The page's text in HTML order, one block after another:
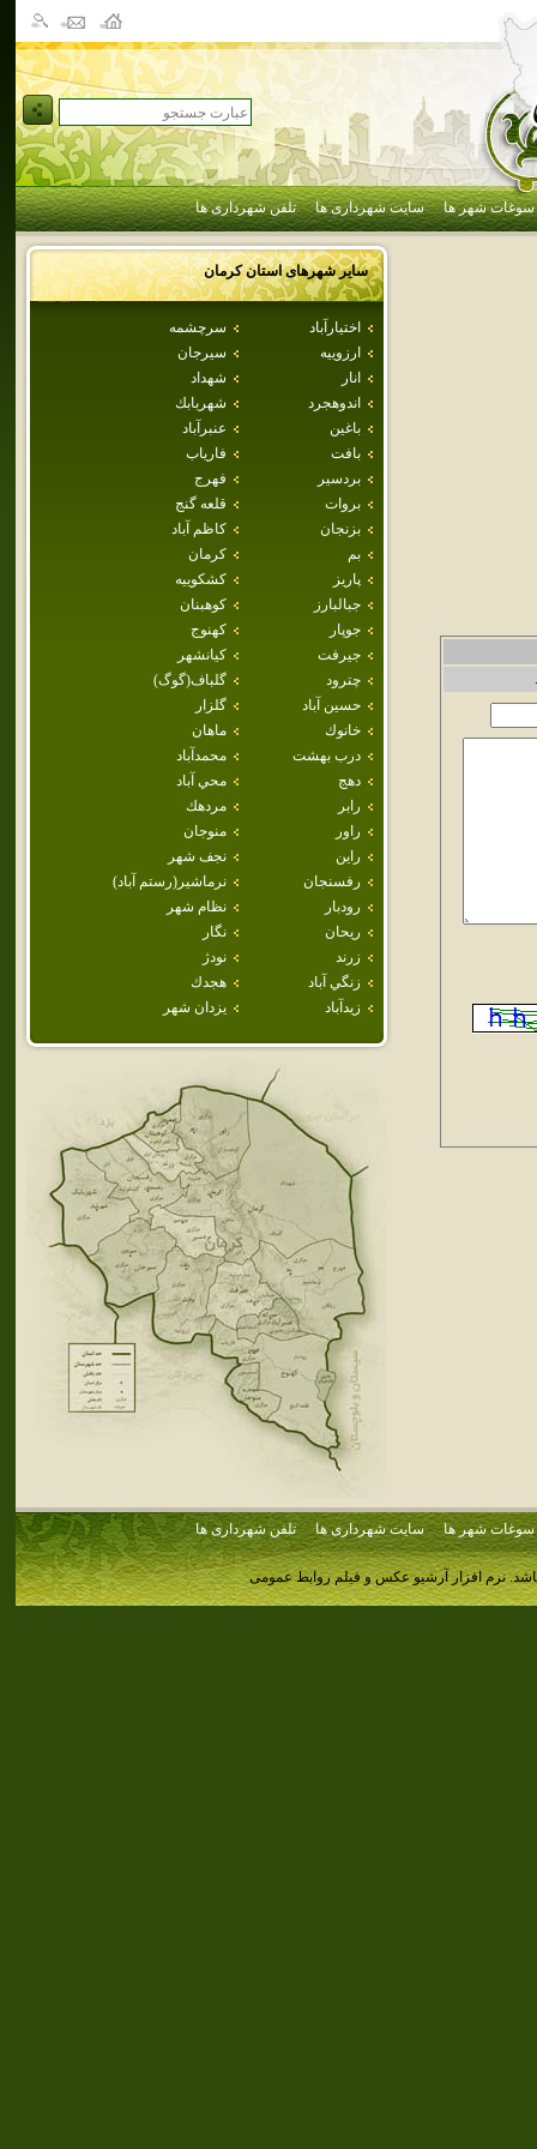
سوغات شهر ها سایت شهرداری ها تلفن شهرداری ها
سایر شهرهای استانكرمان
اختيارآباد
سرچشمه
ارزوييه
سيرجان
انار
شهداد
اندوهجرد
شهربابك
باغين
عنبرآباد
بافت
فارياب
بردسير
فهرج
بروات
قلعه گنج
بزنجان
كاظم آباد
بم
كرمان
پاريز
كشكوييه
جبالبارز
كوهبنان
جوپار
كهنوج
جيرفت
كيانشهر
چترود
گلباف(گوگ)
حسين آباد
گلزار
خانوك
ماهان
درب بهشت
محمدآباد
دهج
محي آباد
رابر
مردهك
راور
منوجان
راين
نجف شهر
رفسنجان
نرماشير(رستم آباد)
رودبار
نظام شهر
ريحان
نگار
زرند
نودژ
زنگي آباد
هجدك
زيدآباد
يزدان شهر
سوغات شهر ها سایت شهرداری ها تلفن شهرداری ها
نرم افزار آرشیو عکس و فیلم روابط عمومی